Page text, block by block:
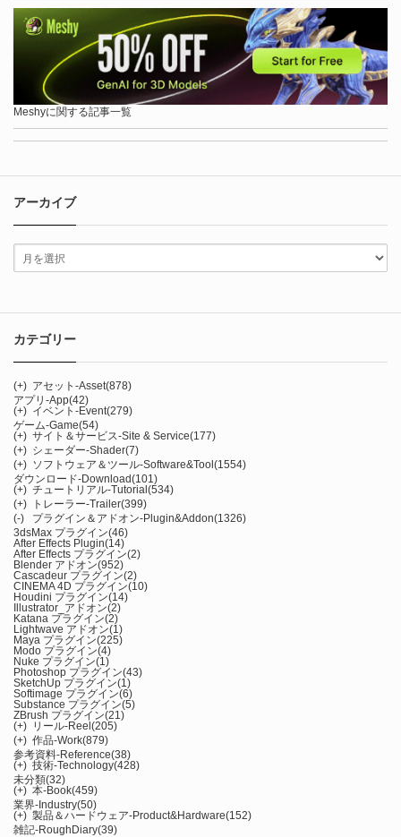
Meshyに関する記事一覧
アーカイブ
カテゴリー
(+) アセット-Asset(878)
アプリ-App(42)
(+) イベント-Event(279)
ゲーム-Game(54)
(+) サイト＆サービス-Site & Service(177)
(+) シェーダー-Shader(7)
(+) ソフトウェア＆ツール-Software&Tool(1554)
ダウンロード-Download(101)
(+) チュートリアル-Tutorial(534)
(+)
トレーラー-Trailer(399)
(-)
プラグイン＆アドオン-Plugin&Addon(1326)
3dsMax プラグイン(46)
After Effects Plugin(14)
After Effects プラグイン(2)
Blender アドオン(952)
Cascadeur プラグイン(2)
CINEMA 4D プラグイン(10)
Houdini プラグイン(14)
Illustrator_アドオン(2)
Katana プラグイン(2)
Lightwave アドオン(1)
Maya プラグイン(225)
Modo プラグイン(4)
Nuke プラグイン(1)
Photoshop プラグイン(43)
SketchUp プラグイン(1)
Softimage プラグイン(6)
Substance プラグイン(5)
ZBrush プラグイン(21)
(+) リール-Reel(205)
(+) 作品-Work(879)
参考資料-Reference(38)
(+) 技術-Technology(428)
未分類(32)
(+) 本-Book(459)
業界-Industry(50)
(+) 製品＆ハードウェア-Product&Hardware(152)
雑記-RoughDiary(39)